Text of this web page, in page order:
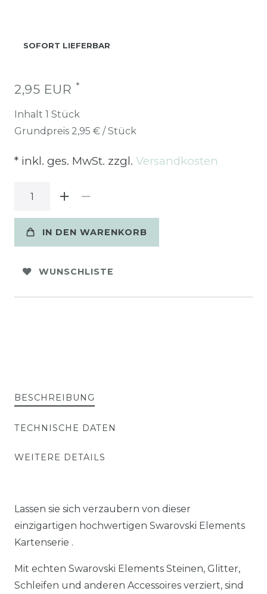
SOFORT LIEFERBAR
2,95 EUR *
Inhalt 1 Stück
Grundpreis 2,95 € / Stück
* inkl. ges. MwSt. zzgl. Versandkosten
IN DEN WARENKORB
WUNSCHLISTE
BESCHREIBUNG
TECHNISCHE DATEN
WEITERE DETAILS
Lassen sie sich verzaubern von dieser
einzigartigen hochwertigen Swarovski Elements
Kartenserie .
Mit echten Swarovski Elements Steinen, Glitter,
Schleifen und anderen Accessoires verziert, sind